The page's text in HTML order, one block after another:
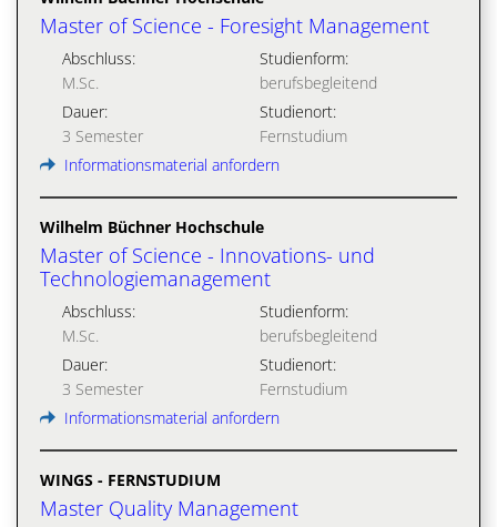
Master of Science - Foresight Management
Abschluss:
M.Sc.
Studienform:
berufsbegleitend
Dauer:
3 Semester
Studienort:
Fernstudium
Informationsmaterial anfordern
Wilhelm Büchner Hochschule
Master of Science - Innovations- und
Technologiemanagement
Abschluss:
M.Sc.
Studienform:
berufsbegleitend
Dauer:
3 Semester
Studienort:
Fernstudium
Informationsmaterial anfordern
WINGS - FERNSTUDIUM
Master Quality Management